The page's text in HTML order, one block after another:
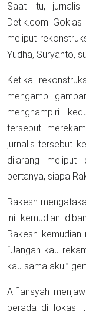
Saat itu, jurnalis
Detik.com
meliput
Yudha, Suryanto,
Ketika
mengambil gambar, tetapi
menghampiri
tersebut
jurnalis tersebut
dilarang meliput
bertanya, siapa
Rakesh
ini kemudian
Rakesh
“Jangan kau
kau sama aku!”
Alfiansyah
berada di lokasi